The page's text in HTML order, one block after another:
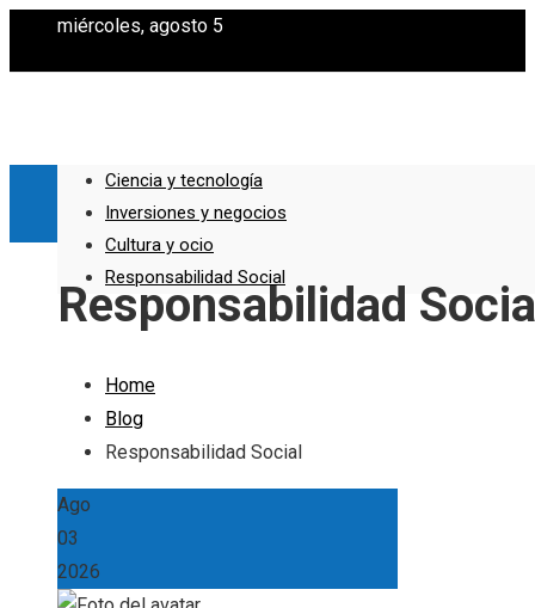
miércoles, agosto 5
Ciencia y tecnología
Inversiones y negocios
Cultura y ocio
Responsabilidad Social
Responsabilidad
Home
Blog
Responsabilidad Social
Ago
03
2026